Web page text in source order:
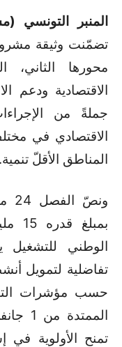
المنبر التونسي
محورها الثاني،
الاقتصادية ودعم
جملةً من
الاقتصادي في
المناطق الأقلّ تنمية.
الوطني
تفاضلية لتمويل
حسب مؤشرات
تمنح الأولوية في